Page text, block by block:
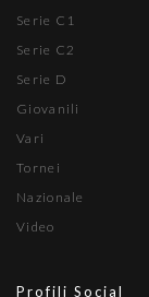
Serie C1
Serie C2
Serie D
Giovanili
Vari
Tornei
Nazionale
Video
Profili Social